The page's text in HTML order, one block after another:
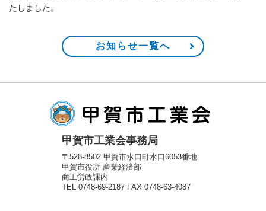
たしました。
お知らせ一覧へ
甲賀市工業会事務局
〒528-8502 甲賀市水口町水口6053番地
甲賀市役所 産業経済部
商工労政課内
TEL 0748-69-2187 FAX 0748-63-4087